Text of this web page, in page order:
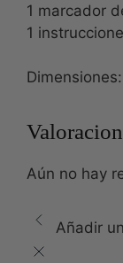
1 marcador
1
Aún no hay
Añadir